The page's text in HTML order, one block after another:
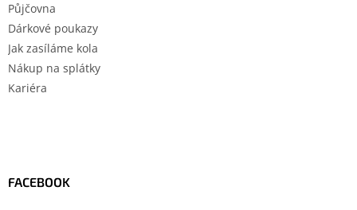
Půjčovna
Dárkové poukazy
Jak zasíláme kola
Nákup na splátky
Kariéra
FACEBOOK